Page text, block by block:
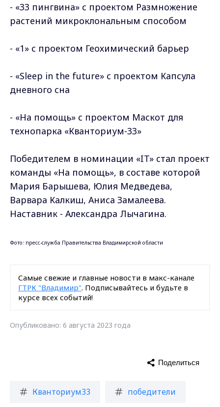
- «33 пингвина» с проектом Размножение
растений микроклональным способом
- «1» с проектом Геохимический барьер
- «Sleep in the future» с проектом Капсула
дневного сна
- «На помощь» с проектом Маскот для
технопарка «Кванториум-33»
Победителем в номинации «IT» стал проект
команды «На помощь», в составе которой
Мария Барышева, Юлия Медведева,
Варвара Калкиш, Аниса Замалеева.
Наставник - Александра Лычагина.
Фото: пресс-служба Правительства Владимирской области
Самые свежие и главные новости в макс-канале
ГТРК "Владимир". Подписывайтесь и будьте в
курсе всех событий!
Опубликовано: 6 августа 2023 года
Кванториум33 победители
Поделиться